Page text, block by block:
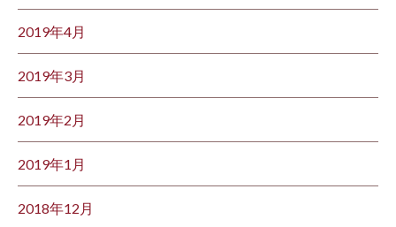
2019年4月
2019年3月
2019年2月
2019年1月
2018年12月